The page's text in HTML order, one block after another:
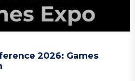
2026: Games